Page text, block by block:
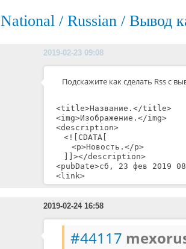
National / Russian / Вывод
2019-02-23 09:08
Подскажите как сделать Rss с
<title>Название. </title>
<img>Изображение. </img>
<description>
<![CDATA[
<p>Новость.</p>
]]></description>
<pubDate>сб, 23 фев 2019
<link>
2019-02-24 16:58
#44117